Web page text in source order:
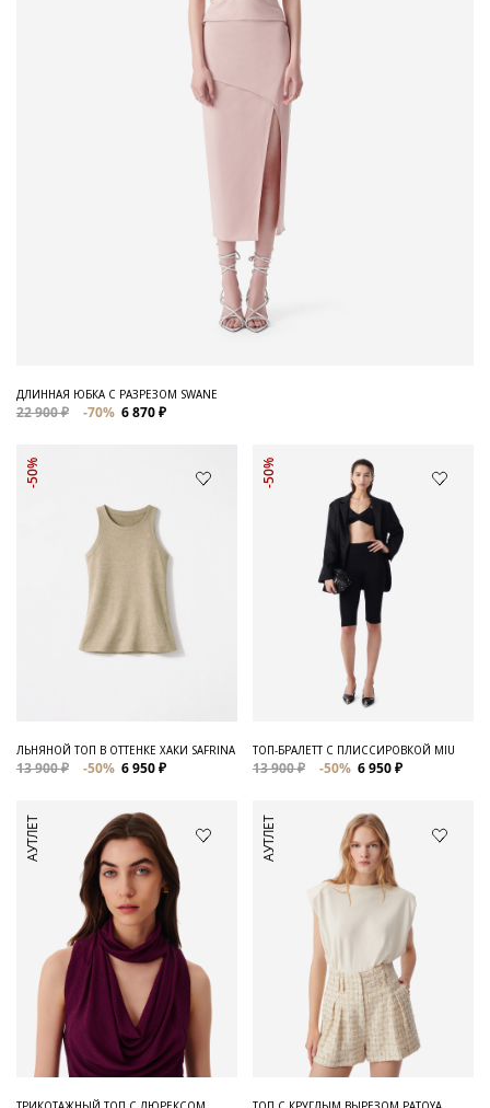
ДЛИННАЯ ЮБКА С РАЗРЕЗОМ SWANE
22 900 ₽ -70% 6 870 ₽
-50%
ЛЬНЯНОЙ ТОП В ОТТЕНКЕ ХАКИ SAFRINA
13 900 ₽ -50% 6 950 ₽
-50%
ТОП-БРАЛЕТТ С ПЛИССИРОВКОЙ MIU
13 900 ₽ -50% 6 950 ₽
АУТЛЕТ АУТЛЕТ